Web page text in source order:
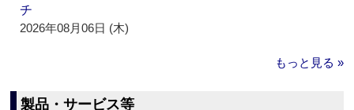
チ
2026年08月06日 (木)
もっと見る »
製品・サービス等